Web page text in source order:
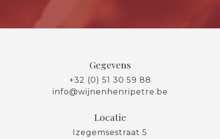
Gegevens
+32 (0) 51 30 59 88
info@wijnenhenripetre.be
Locatie
Izegemsestraat 5